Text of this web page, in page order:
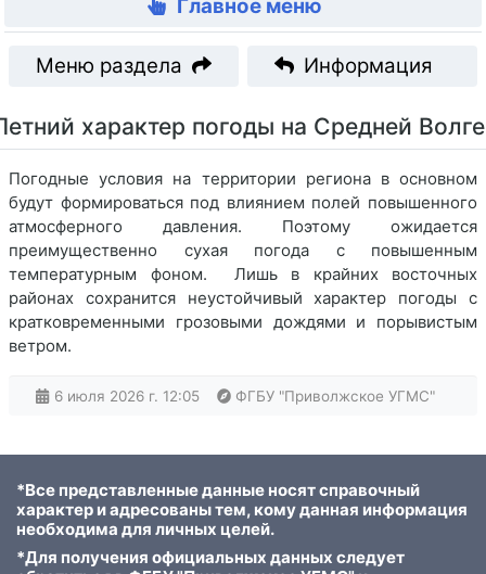
Главное меню
Меню раздела Информация
характер погоды на Средней Волге
Погодные условия на территории региона в основном
будут формироваться под влиянием полей повышенного
атмосферного давления. Поэтому ожидается
преимущественно сухая погода с повышенным
температурным фоном. Лишь в крайних восточных
районах сохранится неустойчивый характер погоды с
кратковременными грозовыми дождями и порывистым
ветром.
6 июля 2026 г. 12:05 ФГБУ "Приволжское УГМС"
*Все представленные данные носят справочный
характер и адресованы тем, кому данная информация
необходима для личных целей.
*Для получения официальных данных следует